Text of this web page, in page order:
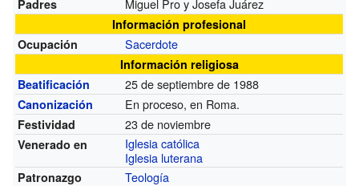
Padres
Información profesional
Ocupación
Sacerdote
Información religiosa
Beatificación
25 de septiembre de 1988
Canonización En proceso, en Roma.
Festividad 23 de noviembre
Venerado en
Iglesia católica
Iglesia luterana
Patronazgo Teología